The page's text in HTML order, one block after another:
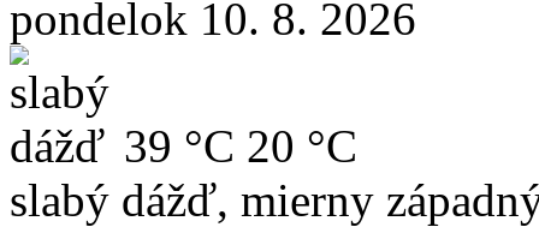
pondelok 10. 8. 2026
39 °C 20 °C
slabý dážď, mierny